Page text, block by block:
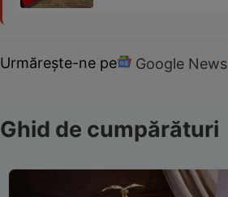
Urmărește-ne pe Google News
Ghid de cumpărături